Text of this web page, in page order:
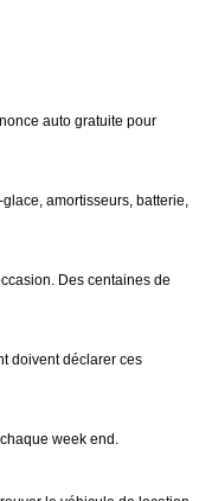
auto gratuite pour
amortisseurs, batterie,
Des centaines de
doivent déclarer ces
week end.